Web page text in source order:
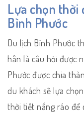
Lựa chọn thời
Bình Phước
Du lịch Bình Phước
hẳn là câu hỏi được
Phước được chia
du khách sẽ lựa
thời tiết nắng ráo để